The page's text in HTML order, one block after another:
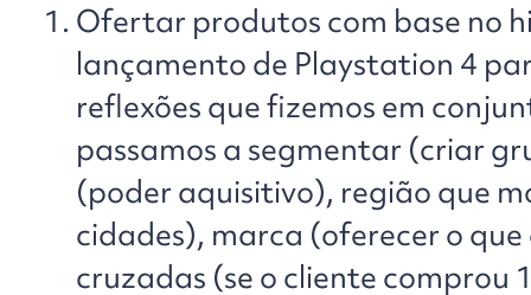
Ofertar produtos com base no
lançamento de Playstation 4
reflexões que fizemos em
passamos a segmentar (criar
(poder aquisitivo), região que
cidades), marca (oferecer o
cruzadas (se o cliente comprou